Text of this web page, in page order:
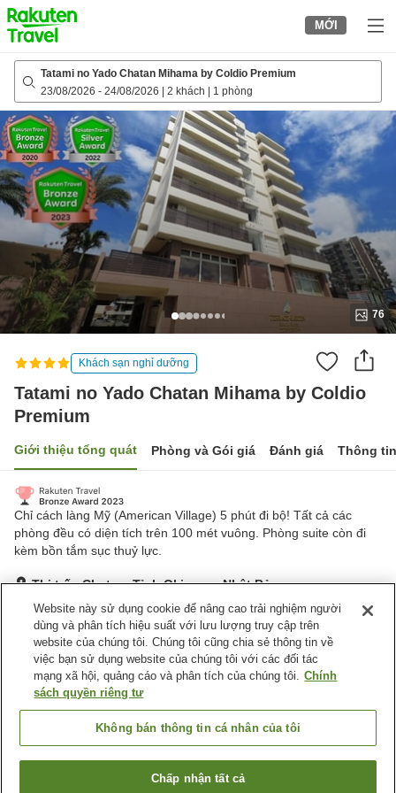
to
top
page
MỚI
Tatami no Yado Chatan Mihama by Coldio Premium
23/08/2026 - 24/08/2026 2 khách 1 phòng
76
Khách sạn nghỉ dưỡng
Tatami no Yado Chatan Mihama by Coldio
Premium
Giới thiệu tổng quát Phòng và Gói giá Đánh giá Thông
Chỉ cách làng Mỹ (American Village) 5 phút đi bộ! Tất cả các
phòng đều có diện tích trên 100 mét vuông. Phòng suite còn đi
kèm bồn tắm sục thuỷ lực.
Thị trấn Chatan, Tỉnh Okinawa, Nhật Bản
Hiển thị trên bản đồ
Tuyệt vời Đánh giá:15lượt
Tiện nghi chỗ nghỉ
Wi-Fi
Bể sục
Hoàn toàn không hút thuốc
Tỉnh Okinawa
Tatami no Yado Chatan Mihama by Coldio Premium
Tìm phòng trống
Website này sử dụng cookie để nâng cao trải nghiệm người
dùng và phân tích hiệu suất với lưu lượng truy cập trên
website của chúng tôi. Chúng tôi cũng chia sẻ thông tin về
việc bạn sử dụng website của chúng tôi với các đối tác
mạng xã hội, quảng cáo và phân tích của chúng tôi. Chính
sách quyền riêng tư
Không bán thông tin cá nhân của tôi
Chấp nhận tất cả